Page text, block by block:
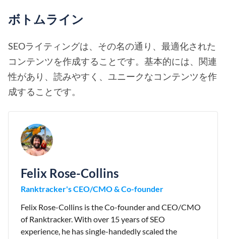
ボトムライン
SEOライティングは、その名の通り、最適化された
コンテンツを作成することです。基本的には、関連
性があり、読みやすく、ユニークなコンテンツを作
成することです。
Felix Rose-Collins
Ranktracker's CEO/CMO & Co-founder
Felix Rose-Collins is the Co-founder and CEO/CMO
of Ranktracker. With over 15 years of SEO
experience, he has single-handedly scaled the